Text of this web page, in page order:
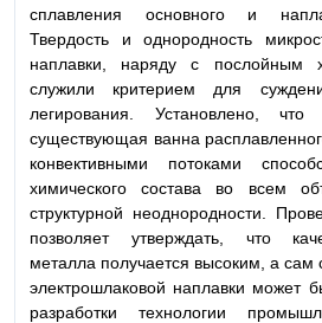
сплавления основного и
Твердость и однородность
наплавки, наряду с послойным
служили критерием для
легирования. Установлено,
существующая ванна
конвективными потоками
химического состава во всем
структурной неоднородности.
позволяет утверждать, что
металла получается высоким, а сам
электрошлаковой наплавки может
разработки технологии